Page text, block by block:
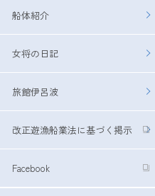
船体紹介
女将の日記
旅館伊呂波
改正遊漁船業法に基づく掲示
Facebook